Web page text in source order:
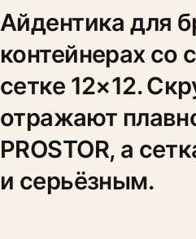
Айдентика для
контейнерах со
сетке 12×12.
отражают
PROSTOR, а
и серьёзным.